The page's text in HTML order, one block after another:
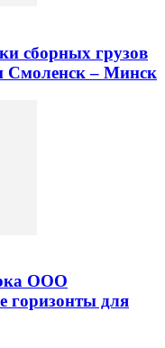
сборных грузов
Смоленск – Минск
ООО
горизонты для